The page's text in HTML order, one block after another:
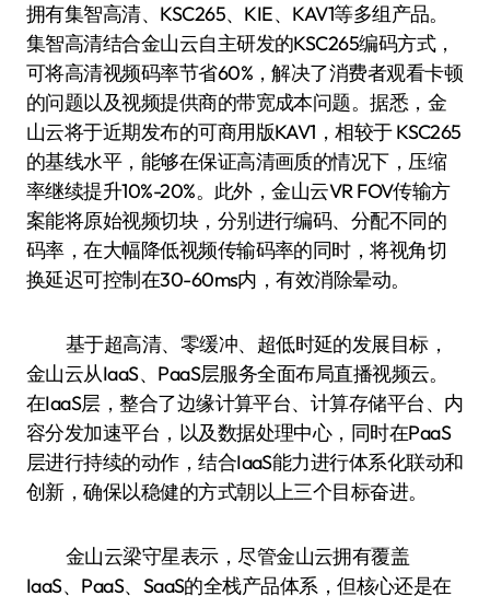
拥有集智高清、KSC265、KIE、KAV1等多组产品。
集智高清结合金山云自主研发的KSC265编码方式，
可将高清视频码率节省60%，解决了消费者观看卡顿
的问题以及视频提供商的带宽成本问题。据悉，金
山云将于近期发布的可商用版KAV1，相较于 KSC265
的基线水平，能够在保证高清画质的情况下，压缩
率继续提升10%-20%。此外，金山云VR FOV传输方
案能将原始视频切块，分别进行编码、分配不同的
码率，在大幅降低视频传输码率的同时，将视角切
换延迟可控制在30-60ms内，有效消除晕动。
基于超高清、零缓冲、超低时延的发展目标，
金山云从IaaS、PaaS层服务全面布局直播视频云。
在IaaS层，整合了边缘计算平台、计算存储平台、内
容分发加速平台，以及数据处理中心，同时在PaaS
层进行持续的动作，结合IaaS能力进行体系化联动和
创新，确保以稳健的方式朝以上三个目标奋进。
金山云梁守星表示，尽管金山云拥有覆盖
IaaS、PaaS、SaaS的全栈产品体系，但核心还是在